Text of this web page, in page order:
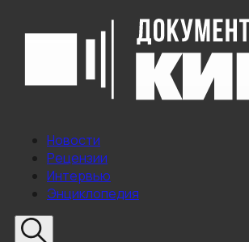
Новости
Рецензии
Интервью
Энциклопедия